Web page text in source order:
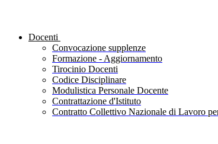
Docenti
Convocazione supplenze
Formazione - Aggiornamento
Tirocinio Docenti
Codice Disciplinare
Modulistica Personale Docente
Contrattazione d'Istituto
Contratto Collettivo Nazionale di Lavoro